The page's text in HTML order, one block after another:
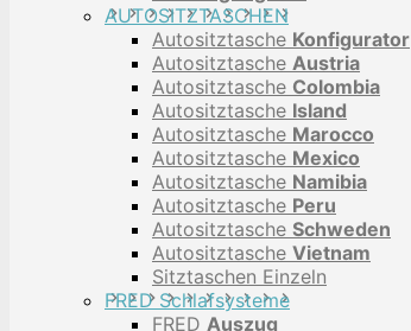
AUTOSITZTASCHEN
Autositztasche Konfigurator
Autositztasche Austria
Autositztasche Colombia
Autositztasche Island
Autositztasche Marocco
Autositztasche Mexico
Autositztasche Namibia
Autositztasche Peru
Autositztasche Schweden
Autositztasche Vietnam
Sitztaschen Einzeln
FRED Schlafsysteme
FRED Auszug